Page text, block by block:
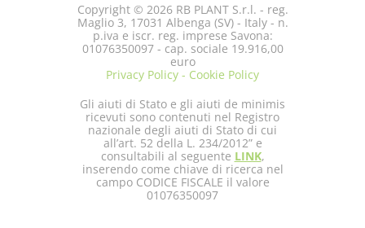
Copyright © 2026 RB PLANT S.r.l. - reg.
Maglio 3, 17031 Albenga (SV) - Italy - n.
p.iva e iscr. reg. imprese Savona:
01076350097 - cap. sociale 19.916,00
euro
Privacy Policy - Cookie Policy
Gli aiuti di Stato e gli aiuti de minimis
ricevuti sono contenuti nel Registro
nazionale degli aiuti di Stato di cui
all’art. 52 della L. 234/2012” e
consultabili al seguente LINK,
inserendo come chiave di ricerca nel
campo CODICE FISCALE il valore
01076350097